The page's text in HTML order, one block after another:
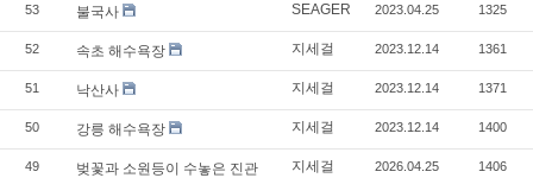
53 불국사 SEAGER 2023.04.25 1325
52 속초 해수욕장 지세걸 2023.12.14 1361
51 낙산사 지세걸 2023.12.14 1371
50 강릉 해수욕장 지세걸 2023.12.14 1400
49
벚꽃과 소원등이 수놓은 진관
지세걸 2026.04.25 1406